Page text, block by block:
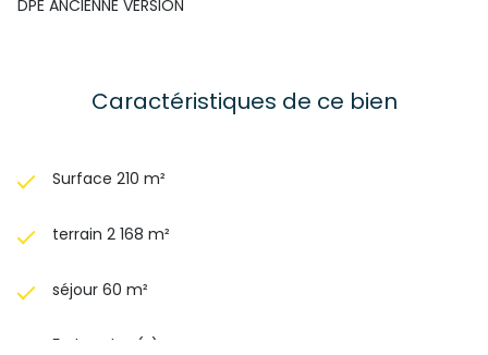
DPE ANCIENNE VERSION
Caractéristiques de ce bien
Surface 210 m²
terrain 2 168 m²
séjour 60 m²
5 chambre(s)